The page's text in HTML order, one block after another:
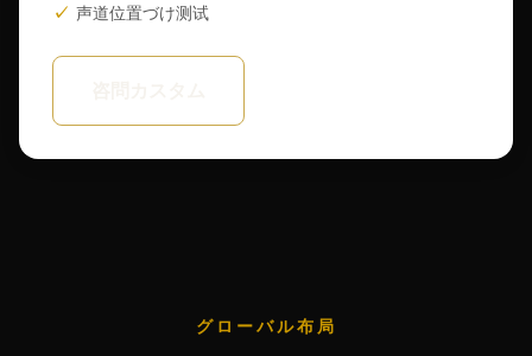
声道位置づけ测试
グローバル布局